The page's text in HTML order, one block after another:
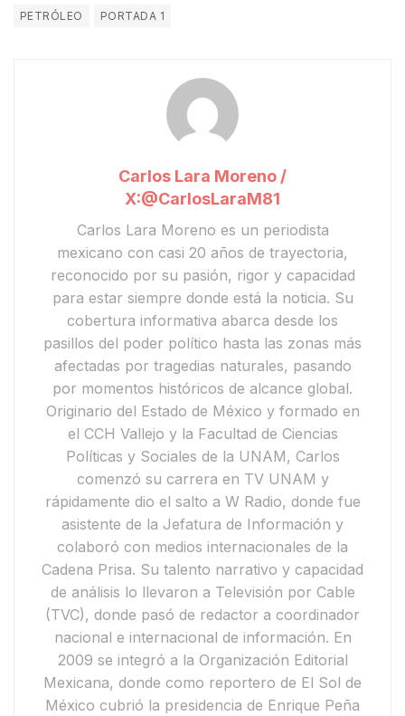
PETRÓLEO PORTADA 1
Carlos Lara Moreno /
X:@CarlosLaraM81
Carlos Lara Moreno es un periodista
mexicano con casi 20 años de trayectoria,
reconocido por su pasión, rigor y capacidad
para estar siempre donde está la noticia. Su
cobertura informativa abarca desde los
pasillos del poder político hasta las zonas más
afectadas por tragedias naturales, pasando
por momentos históricos de alcance global.
Originario del Estado de México y formado en
el CCH Vallejo y la Facultad de Ciencias
Políticas y Sociales de la UNAM, Carlos
comenzó su carrera en TV UNAM y
rápidamente dio el salto a W Radio, donde fue
asistente de la Jefatura de Información y
colaboró con medios internacionales de la
Cadena Prisa. Su talento narrativo y capacidad
de análisis lo llevaron a Televisión por Cable
(TVC), donde pasó de redactor a coordinador
nacional e internacional de información. En
2009 se integró a la Organización Editorial
Mexicana, donde como reportero de El Sol de
México cubrió la presidencia de Enrique Peña